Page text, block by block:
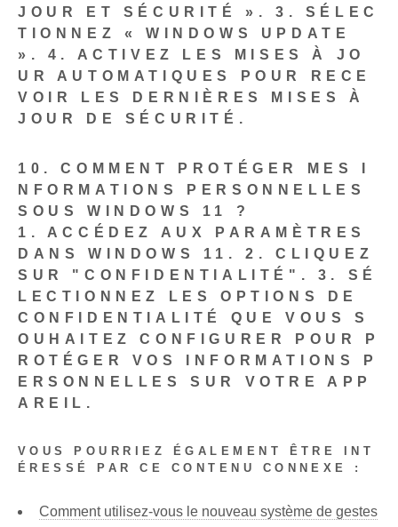
JOUR ET SÉCURITÉ ».
3. SÉLEC
TIONNEZ « WINDOWS UPDATE
».
4. ACTIVEZ LES MISES À JO
UR AUTOMATIQUES POUR RECE
VOIR LES DERNIÈRES MISES À
JOUR DE SÉCURITÉ.
10. COMMENT PROTÉGER MES I
NFORMATIONS PERSONNELLES
SOUS WINDOWS 11 ?
1. ACCÉDEZ AUX PARAMÈTRES
DANS WINDOWS 11.
2. CLIQUEZ
SUR "CONFIDENTIALITÉ".
3. SÉ
LECTIONNEZ LES OPTIONS DE
CONFIDENTIALITÉ QUE VOUS S
OUHAITEZ CONFIGURER POUR P
ROTÉGER VOS INFORMATIONS P
ERSONNELLES SUR VOTRE APP
AREIL.
VOUS POURRIEZ ÉGALEMENT ÊTRE INT
ÉRESSÉ PAR CE CONTENU CONNEXE :
Comment utilisez-vous le nouveau système de gestes